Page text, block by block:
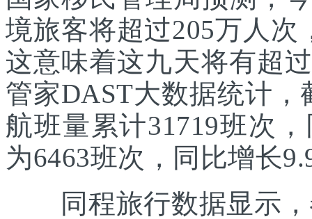
境旅客将超过205万人次
这意味着这九天将有超
管家DAST大数据统计
航班量累计31719班次
为6463班次，同比增长
同程旅行数据显示，